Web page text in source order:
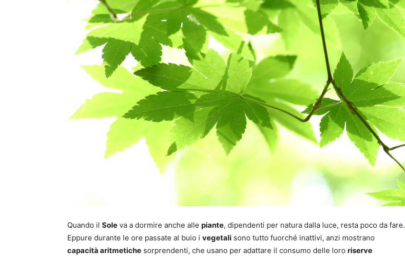
Quando il Sole va a dormire anche alle piante, dipendenti per natura dalla luce, resta poco da fare.
Eppure durante le ore passate al buio i vegetali sono tutto fuorché inattivi, anzi mostrano
capacità aritmetiche sorprendenti, che usano per adattare il consumo delle loro riserve